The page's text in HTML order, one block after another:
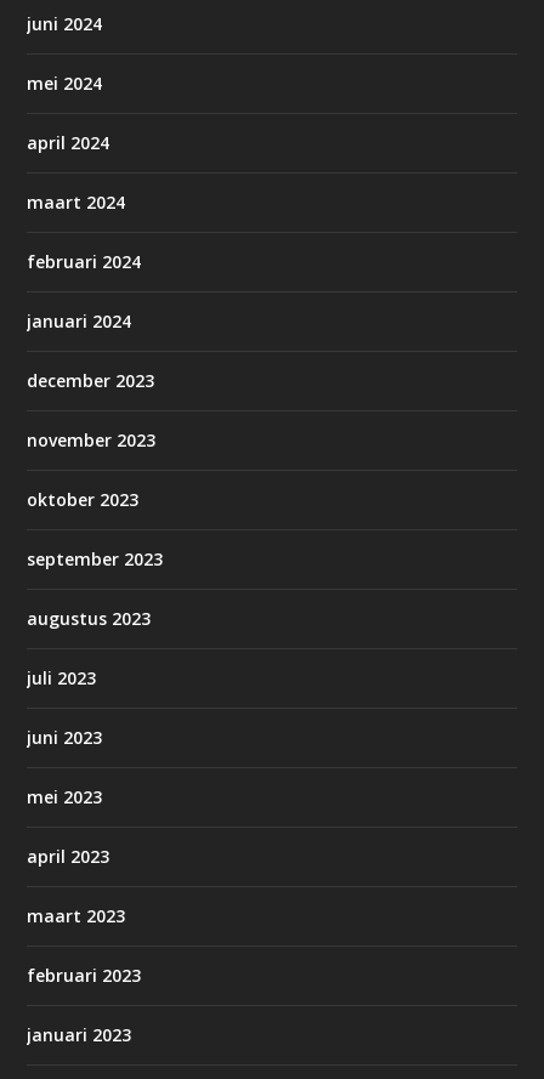
juni 2024
mei 2024
april 2024
maart 2024
februari 2024
januari 2024
december 2023
november 2023
oktober 2023
september 2023
augustus 2023
juli 2023
juni 2023
mei 2023
april 2023
maart 2023
februari 2023
januari 2023